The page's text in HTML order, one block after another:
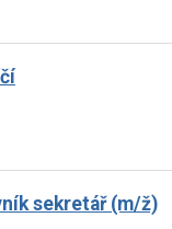
sekretář (m/ž)